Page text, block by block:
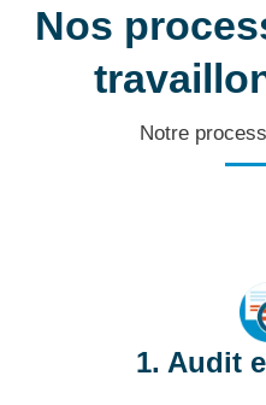
Nos
Notre
1. Audit